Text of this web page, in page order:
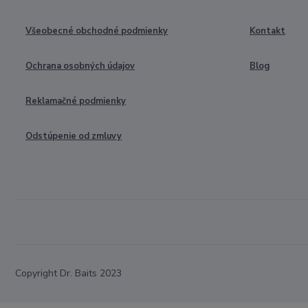
Všeobecné obchodné podmienky
Ochrana osobných údajov
Reklamačné podmienky
Odstúpenie od zmluvy
Kontakt
Blog
Copyright Dr. Baits 2023